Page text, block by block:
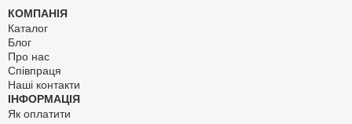
КОМПАНІЯ
Каталог
Блог
Про нас
Співпраця
Наші контакти
ІНФОРМАЦІЯ
Як оплатити